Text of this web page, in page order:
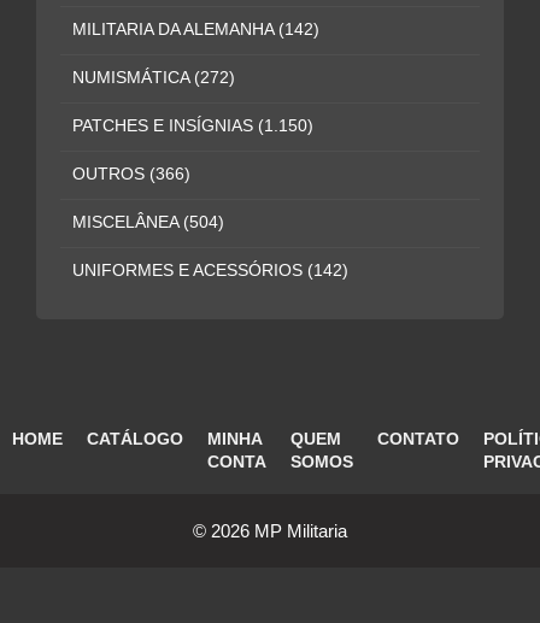
MILITARIA DA ALEMANHA (142)
NUMISMÁTICA (272)
PATCHES E INSÍGNIAS (1.150)
OUTROS (366)
MISCELÂNEA (504)
UNIFORMES E ACESSÓRIOS (142)
HOME CATÁLOGO
MINHA
CONTA
QUEM
SOMOS
CONTATO
© 2026 MP Militaria